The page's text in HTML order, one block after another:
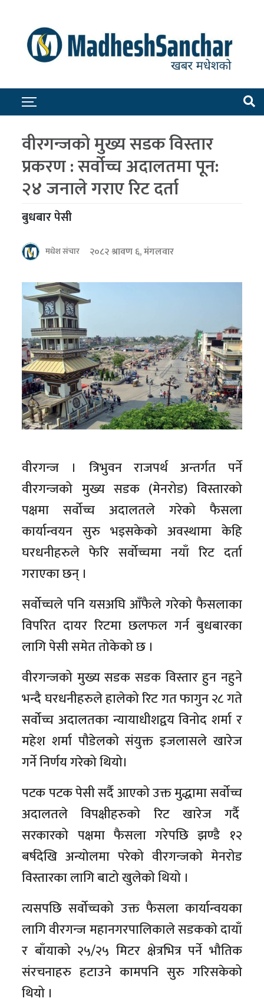
वीरगन्जको मुख्य सडक विस्तार
प्रकरण : सर्वोच्च अदालतमा पून:
२४ जनाले गराए रिट दर्ता
बुधबार पेसी
मधेश संचार २०८२ श्रावण ६, मंगलवार
वीरगन्ज । त्रिभुवन राजपर्थ अन्तर्गत पर्ने
वीरगन्जको मुख्य सडक (मेनरोड) विस्तारको
पक्षमा सर्वोच्च अदालतले गरेको फैसला
कार्यान्वयन सुरु भइसकेको अवस्थामा केहि
घरधनीहरुले फेरि सर्वोच्चमा नयाँ रिट दर्ता
गराएका छन् ।
सर्वोच्चले पनि यसअघि आँफैले गरेको फैसलाका
विपरित दायर रिटमा छलफल गर्न बुधबारका
लागि पेसी समेत तोकेको छ ।
वीरगन्जको मुख्य सडक सडक विस्तार हुन नहुने
भन्दै घरधनीहरुले हालेको रिट गत फागुन २८ गते
सर्वोच्च अदालतका न्यायाधीशद्वय विनोद शर्मा र
महेश शर्मा पौडेलको संयुक्त इजलासले खारेज
गर्ने निर्णय गरेको थियो।
पटक पटक पेसी सर्दै आएको उक्त मुद्धामा सर्वोच्च
अदालतले विपक्षीहरुको रिट खारेज गर्दै
सरकारको पक्षमा फैसला गरेपछि झण्डै १२
बर्षदेखि अन्योलमा परेको वीरगन्जको मेनरोड
विस्तारका लागि बाटो खुलेको थियो ।
त्यसपछि सर्वोच्चको उक्त फैसला कार्यान्वयका
लागि वीरगन्ज महानगरपालिकाले सडकको दायाँ
र बाँयाको २५/२५ मिटर क्षेत्रभित्र पर्ने भौतिक
संरचनाहरु हटाउने कामपनि सुरु गरिसकेको
थियो ।